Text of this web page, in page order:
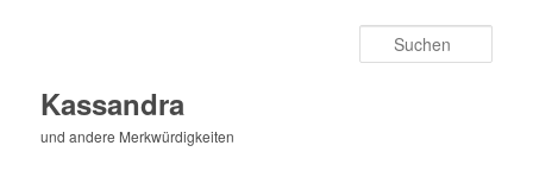
Kassandra
und andere Merkwürdigkeiten